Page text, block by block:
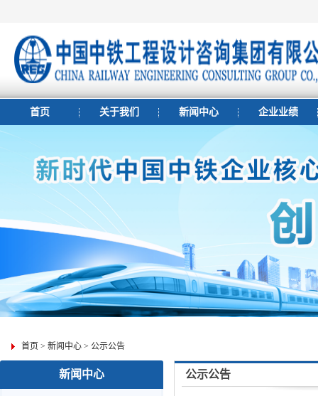
首页 关于我们 新闻中心 企业业绩
首页 > 新闻中心 > 公示公告
新闻中心 公示公告